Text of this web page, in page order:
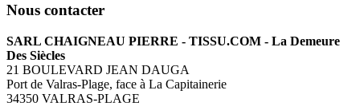
Nous contacter
SARL CHAIGNEAU PIERRE - TISSU.COM - La Demeure
Des Siècles
21 BOULEVARD JEAN DAUGA
Port de Valras-Plage, face à La Capitainerie
34350 VALRAS-PLAGE